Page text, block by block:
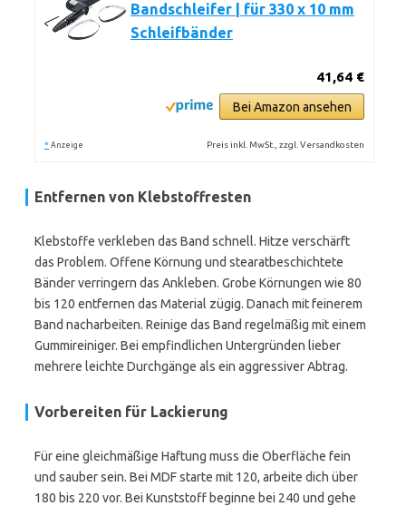
Bandschleifer | für 330 x 10 mm
Schleifbänder
41,64 €
Bei Amazon ansehen
* Anzeige Preis inkl. MwSt., zzgl. Versandkosten
Entfernen von Klebstoffresten
Klebstoffe verkleben das Band schnell. Hitze verschärft
das Problem. Offene Körnung und stearatbeschichtete
Bänder verringern das Ankleben. Grobe Körnungen wie 80
bis 120 entfernen das Material zügig. Danach mit feinerem
Band nacharbeiten. Reinige das Band regelmäßig mit einem
Gummireiniger. Bei empfindlichen Untergründen lieber
mehrere leichte Durchgänge als ein aggressiver Abtrag.
Vorbereiten für Lackierung
Für eine gleichmäßige Haftung muss die Oberfläche fein
und sauber sein. Bei MDF starte mit 120, arbeite dich über
180 bis 220 vor. Bei Kunststoff beginne bei 240 und gehe